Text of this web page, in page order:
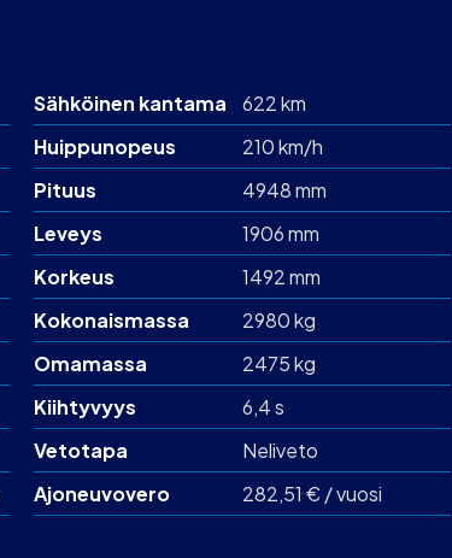
Sähköinen kantama
622 km
Huippunopeus
210 km/h
Pituus
4948 mm
Leveys
1906 mm
Korkeus
1492 mm
Kokonaismassa
2980 kg
Omamassa
2475 kg
Kiihtyvyys
6,4 s
Vetotapa
Neliveto
Ajoneuvovero
282,51 € / vuosi